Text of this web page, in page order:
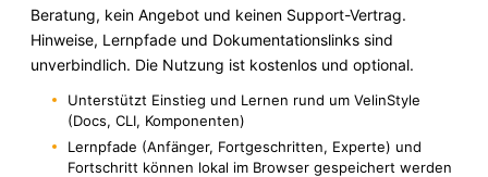
Beratung, kein Angebot und keinen Support-Vertrag.
Hinweise, Lernpfade und Dokumentationslinks sind
unverbindlich. Die Nutzung ist kostenlos und optional.
Unterstützt Einstieg und Lernen rund um VelinStyle
(Docs, CLI, Komponenten)
Lernpfade (Anfänger, Fortgeschritten, Experte) und
Fortschritt können lokal im Browser gespeichert werden